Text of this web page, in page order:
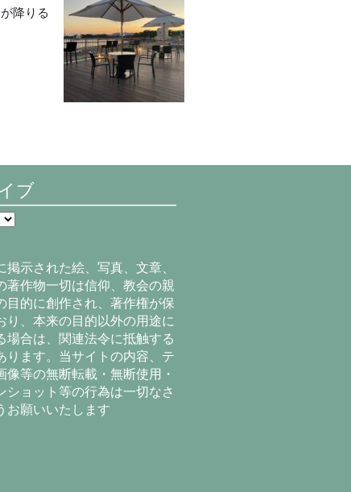
降りる
ブ
掲示された絵、写真、文章、
著作物一切は信仰、教会の親
目的に創作され、著作権が保
り、本来の目的以外の用途に
場合は、関連法令に抵触する
ります。当サイトの内容、テ
像等の無断転載・無断使用・
ショット等の行為は一切なさ
お願いいたします